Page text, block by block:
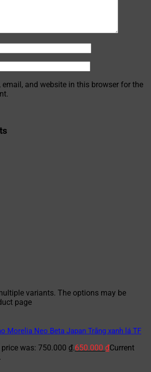
email, and website in this browser for the
variants. The options may be
page
Morelia Neo Beta Japan Trắng xanh lá TF
was: 750.000 ₫.650.000 ₫Current